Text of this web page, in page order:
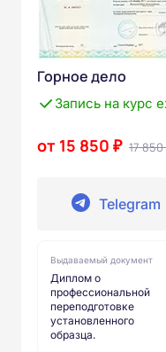
Горное дело
Запись на курс
от 15 850 ₽ 17
Telegram
Выдаваемый документ
Диплом о
профессиональной
переподготовке
установленного
образца.